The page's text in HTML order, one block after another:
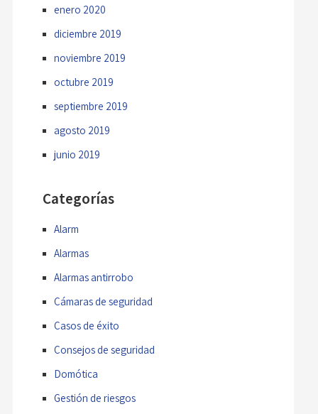
enero 2020
diciembre 2019
noviembre 2019
octubre 2019
septiembre 2019
agosto 2019
junio 2019
Categorías
Alarm
Alarmas
Alarmas antirrobo
Cámaras de seguridad
Casos de éxito
Consejos de seguridad
Domótica
Gestión de riesgos